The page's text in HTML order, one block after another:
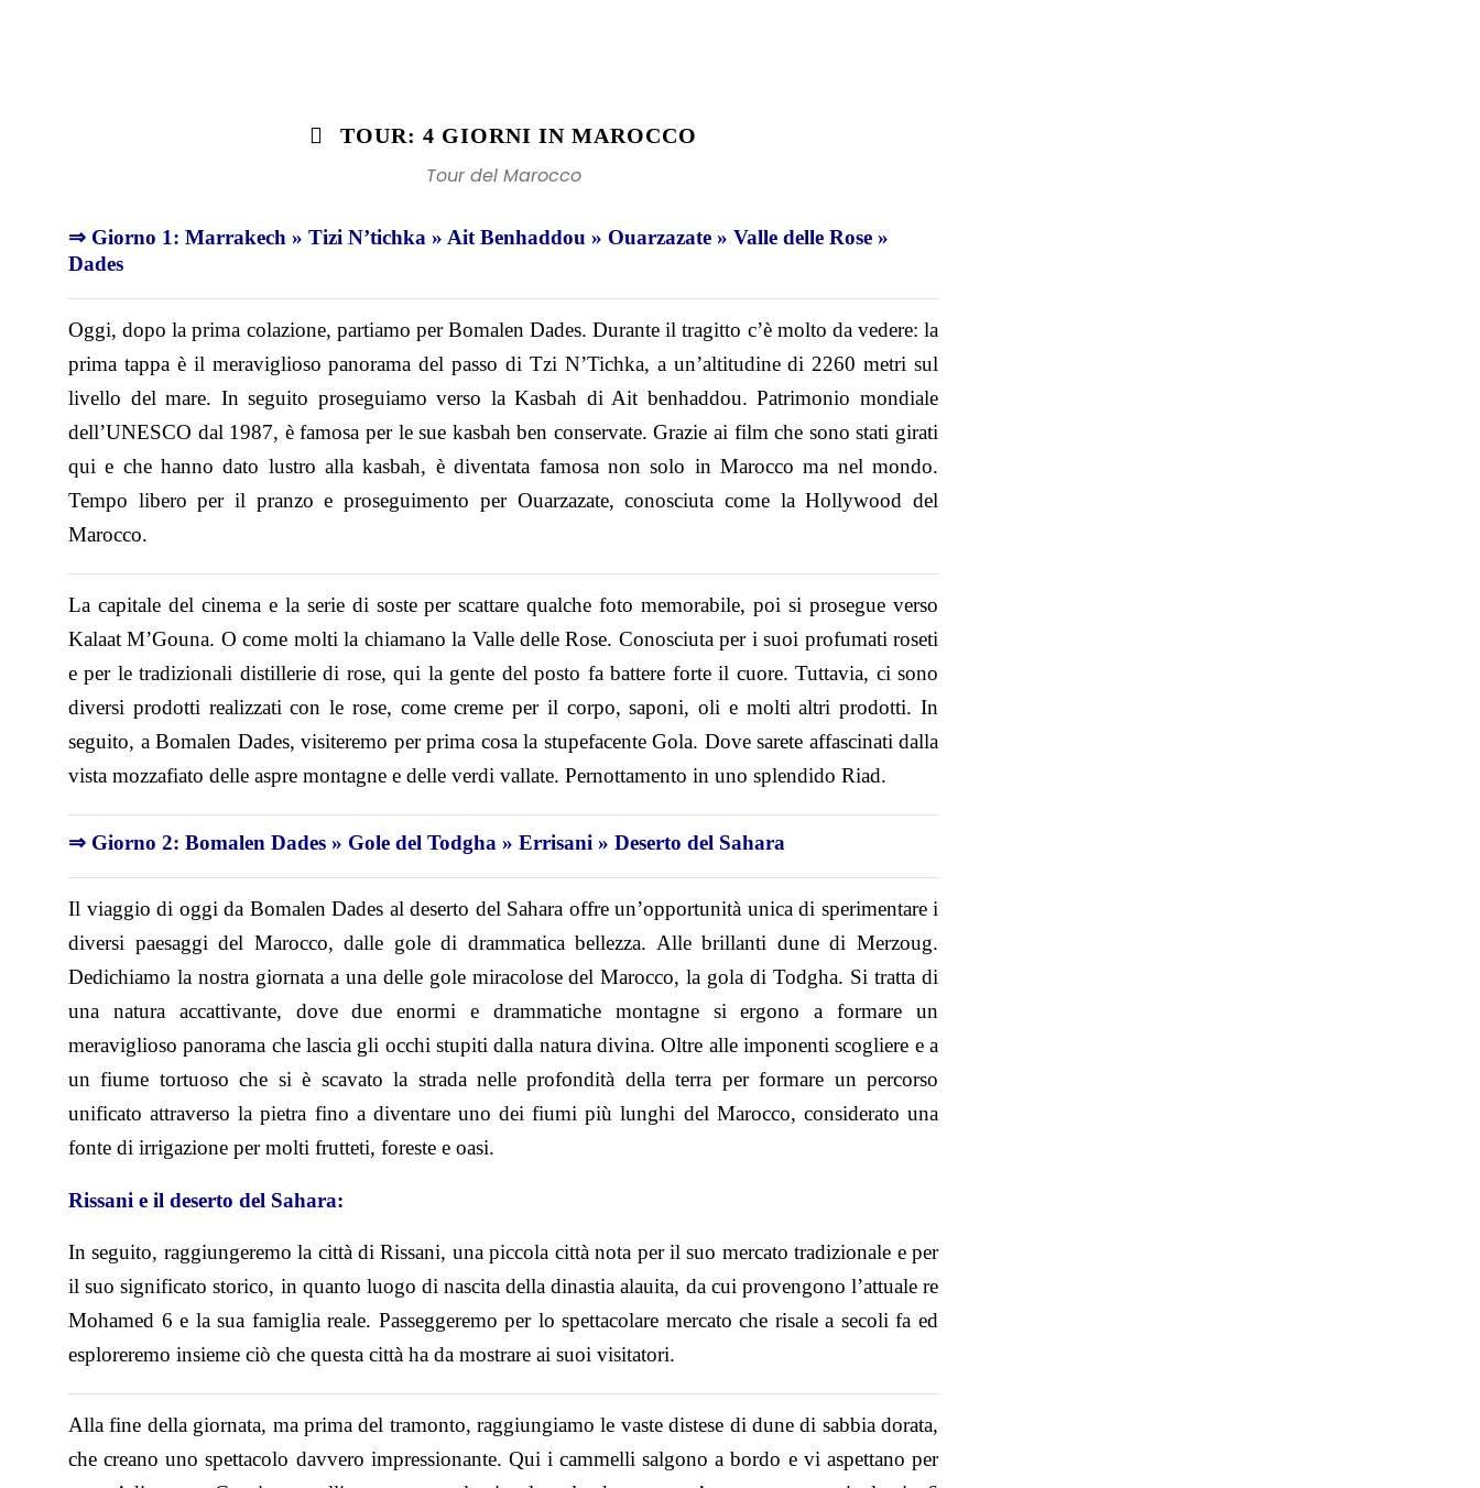
TOUR: 4 GIORNI IN MAROCCO
Tour del Marocco
⇒ Giorno 1: Marrakech » Tizi N’tichka » Ait Benhaddou » Ouarzazate » Valle delle Rose »
Dades
Oggi, dopo la prima colazione, partiamo per Bomalen Dades. Durante il tragitto c’è molto da vedere: la
prima tappa è il meraviglioso panorama del passo di Tzi N’Tichka, a un’altitudine di 2260 metri sul
livello del mare. In seguito proseguiamo verso la Kasbah di Ait benhaddou. Patrimonio mondiale
dell’UNESCO dal 1987, è famosa per le sue kasbah ben conservate. Grazie ai film che sono stati girati
qui e che hanno dato lustro alla kasbah, è diventata famosa non solo in Marocco ma nel mondo.
Tempo libero per il pranzo e proseguimento per Ouarzazate, conosciuta come la Hollywood del
Marocco.
La capitale del cinema e la serie di soste per scattare qualche foto memorabile, poi si prosegue verso
Kalaat M’Gouna. O come molti la chiamano la Valle delle Rose. Conosciuta per i suoi profumati roseti
e per le tradizionali distillerie di rose, qui la gente del posto fa battere forte il cuore. Tuttavia, ci sono
diversi prodotti realizzati con le rose, come creme per il corpo, saponi, oli e molti altri prodotti. In
seguito, a Bomalen Dades, visiteremo per prima cosa la stupefacente Gola. Dove sarete affascinati dalla
vista mozzafiato delle aspre montagne e delle verdi vallate. Pernottamento in uno splendido Riad.
⇒ Giorno 2: Bomalen Dades » Gole del Todgha » Errisani » Deserto del Sahara
Il viaggio di oggi da Bomalen Dades al deserto del Sahara offre un’opportunità unica di sperimentare i
diversi paesaggi del Marocco, dalle gole di drammatica bellezza. Alle brillanti dune di Merzoug.
Dedichiamo la nostra giornata a una delle gole miracolose del Marocco, la gola di Todgha. Si tratta di
una natura accattivante, dove due enormi e drammatiche montagne si ergono a formare un
meraviglioso panorama che lascia gli occhi stupiti dalla natura divina. Oltre alle imponenti scogliere e a
un fiume tortuoso che si è scavato la strada nelle profondità della terra per formare un percorso
unificato attraverso la pietra fino a diventare uno dei fiumi più lunghi del Marocco, considerato una
fonte di irrigazione per molti frutteti, foreste e oasi.
Rissani e il deserto del Sahara:
In seguito, raggiungeremo la città di Rissani, una piccola città nota per il suo mercato tradizionale e per
il suo significato storico, in quanto luogo di nascita della dinastia alauita, da cui provengono l’attuale re
Mohamed 6 e la sua famiglia reale. Passeggeremo per lo spettacolare mercato che risale a secoli fa ed
esploreremo insieme ciò che questa città ha da mostrare ai suoi visitatori.
Alla fine della giornata, ma prima del tramonto, raggiungiamo le vaste distese di dune di sabbia dorata,
che creano uno spettacolo davvero impressionante. Qui i cammelli salgono a bordo e vi aspettano per